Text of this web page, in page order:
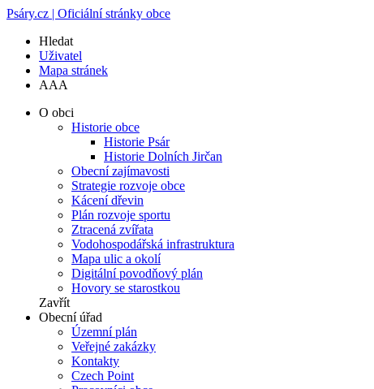
Psáry.cz | Oficiální stránky obce
Hledat
Uživatel
Mapa stránek
AAA
O obci
Historie obce
Historie Psár
Historie Dolních Jirčan
Obecní zajímavosti
Strategie rozvoje obce
Kácení dřevin
Plán rozvoje sportu
Ztracená zvířata
Vodohospodářská infrastruktura
Mapa ulic a okolí
Digitální povodňový plán
Hovory se starostkou
Zavřít
Obecní úřad
Územní plán
Veřejné zakázky
Kontakty
Czech Point